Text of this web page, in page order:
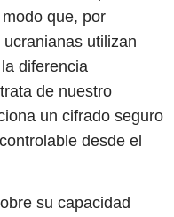
que, por
utilizan
diferencia
de nuestro
un cifrado seguro
desde el
su capacidad